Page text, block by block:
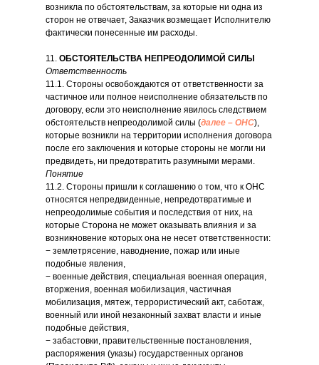
возникла по обстоятельствам, за которые ни одна из
сторон не отвечает, Заказчик возмещает Исполнителю
фактически понесенные им расходы.
11. ОБСТОЯТЕЛЬСТВА НЕПРЕОДОЛИМОЙ СИЛЫ
Ответственность
11.1. Стороны освобождаются от ответственности за
частичное или полное неисполнение обязательств по
договору, если это неисполнение явилось следствием
обстоятельств непреодолимой силы (далее – ОНС),
которые возникли на территории исполнения договора
после его заключения и которые стороны не могли ни
предвидеть, ни предотвратить разумными мерами.
Понятие
11.2. Стороны пришли к соглашению о том, что к ОНС
относятся непредвиденные, непредотвратимые и
непреодолимые события и последствия от них, на
которые Сторона не может оказывать влияния и за
возникновение которых она не несет ответственности:
− землетрясение, наводнение, пожар или иные
подобные явления,
− военные действия, специальная военная операция,
вторжения, военная мобилизация, частичная
мобилизация, мятеж, террористический акт, саботаж,
военный или иной незаконный захват власти и иные
подобные действия,
− забастовки, правительственные постановления,
распоряжения (указы) государственных органов